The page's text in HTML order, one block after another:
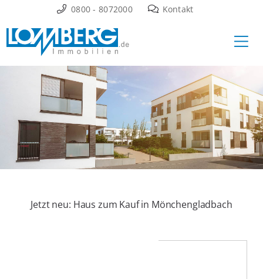
Inhalt
springen
0800 - 8072000 Kontakt
Jetzt neu: Haus zum Kauf in Mönchengladbach